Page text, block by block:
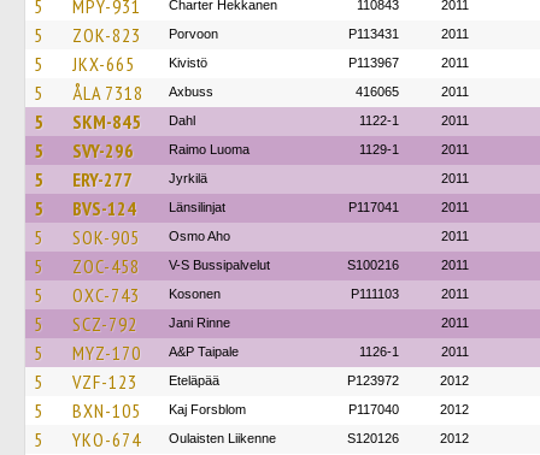
5 MPY-931 Charter Hekkanen 110843 2011
5 ZOK-823 Porvoon P113431 2011
5 JKX-665 Kivistö P113967 2011
5 ÅLA 7318 Axbuss 416065 2011
5 SKM-845 Dahl 1122-1 2011
5 SVY-296 Raimo Luoma 1129-1 2011
5 ERY-277 Jyrkilä 2011
5 BVS-124 Länsilinjat P117041 2011
5 SOK-905 Osmo Aho 2011
5 ZOC-458 V-S Bussipalvelut S100216 2011
5 OXC-743 Kosonen P111103 2011
5 SCZ-792 Jani Rinne 2011
5 MYZ-170 A&P Taipale 1126-1 2011
5 VZF-123 Eteläpää P123972 2012
5 BXN-105 Kaj Forsblom P117040 2012
5 YKO-674 Oulaisten Liikenne S120126 2012